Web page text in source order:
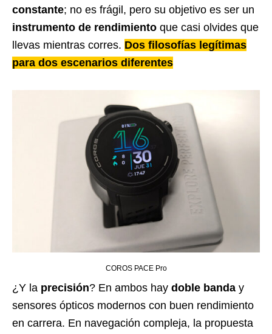
constante; no es frágil, pero su objetivo es ser un
instrumento de rendimiento que casi olvides que
llevas mientras corres. Dos filosofías legítimas
para dos escenarios diferentes
COROS PACE Pro
¿Y la precisión? En ambos hay doble banda y
sensores ópticos modernos con buen rendimiento
en carrera. En navegación compleja, la propuesta